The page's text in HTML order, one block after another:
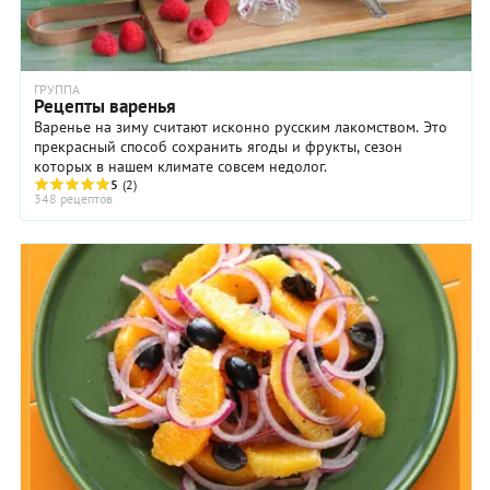
ГРУППА
Рецепты варенья
Варенье на зиму считают исконно русским лакомством. Это
прекрасный способ сохранить ягоды и фрукты, сезон
которых в нашем климате совсем недолог.
5 (2)
348 рецептов